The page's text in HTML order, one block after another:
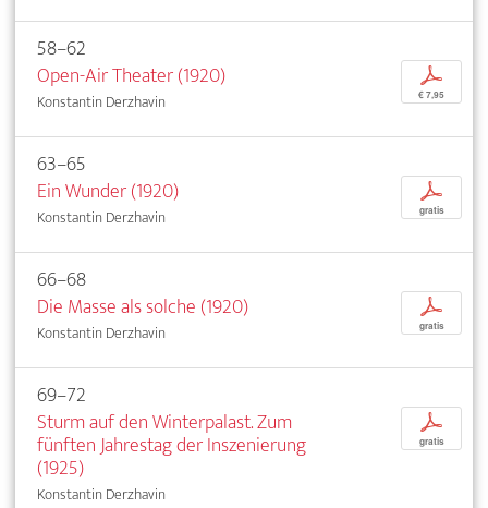
58–62
Open-Air Theater (1920)
Konstantin Derzhavin
p
€ 7,95
63–65
Ein Wunder (1920)
Konstantin Derzhavin
p
gratis
66–68
Die Masse als solche (1920)
Konstantin Derzhavin
p
gratis
69–72
Sturm auf den Winterpalast. Zum
fünften Jahrestag der Inszenierung
(1925)
Konstantin Derzhavin
p
gratis